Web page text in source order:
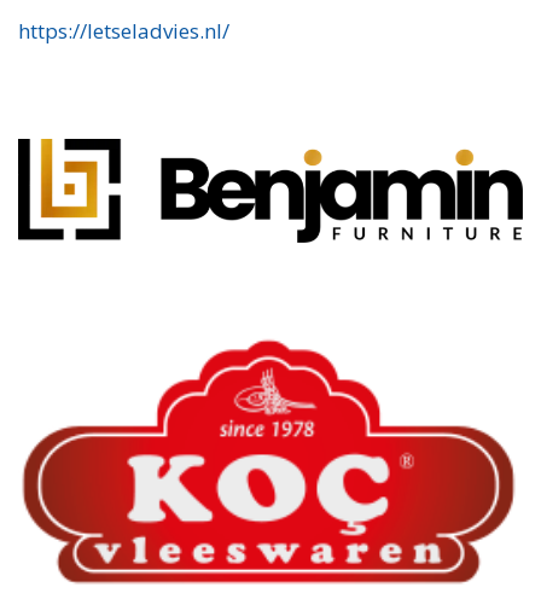
https://letseladvies.nl/